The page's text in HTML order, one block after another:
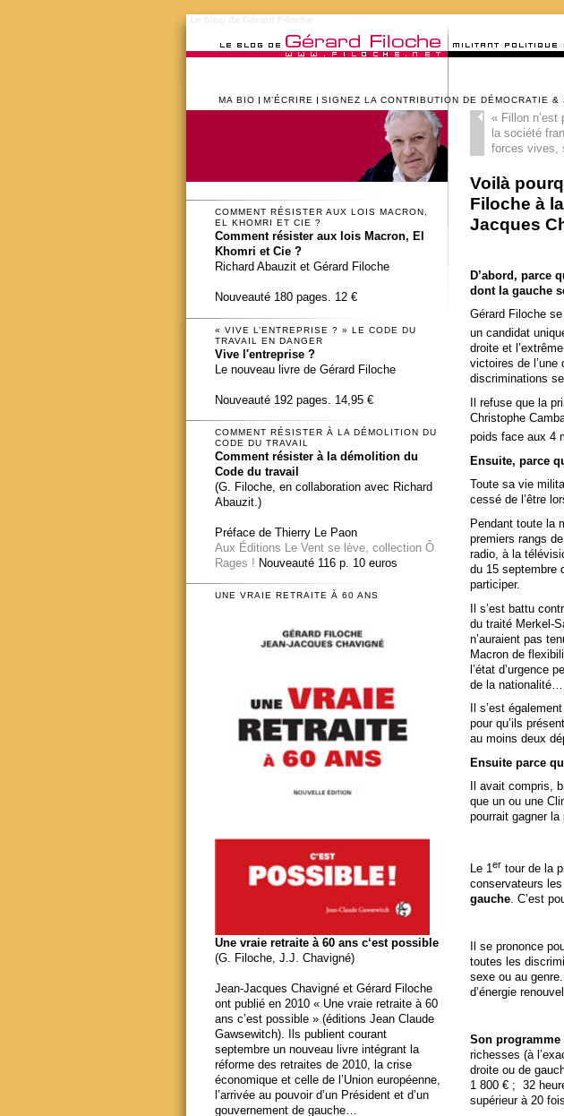
MA BIO M’ÉCRIRE SIGNEZ LA CONTRIBUTION DE DÉMOCRATIE &
«Fillon n’est
la société
forces vives,
Voilà
Filoche à
Jacques
D’abord, parce
dont la gauche
Gérard Filoche
un candidat
droite et
victoires de l’une
discriminations
Il refuse que la
Christophe
poids face aux 4
Ensuite, parce
Toute sa vie
cessé de l’être
Pendant toute la
premiers rangs
radio, à la
du 15 septembre
participer.
Il s’est battu
du traité Merkel-
n’auraient pas
Macron de
l’état d’urgence
de la nationalité…
Il s’est
pour qu’ils
au moins deux
Ensuite parce
Il avait compris,
que un ou une
pourrait gagner la
Le 1 er tour de la
conservateurs
gauche. C’est
Il se prononce
toutes les
sexe ou au
d’énergie
Son
richesses (à
droite ou de
1 800 € ; 32
supérieur à 20
COMMENT RÉSISTER AUX LOIS MACRON,
EL KHOMRI ET CIE ?
Comment résister aux lois Macron, El
Khomri et Cie ?
Richard Abauzit et Gérard Filoche
Nouveauté 180 pages. 12 €
« VIVE L’ENTREPRISE ? » LE CODE DU
TRAVAIL EN DANGER
Vive l'entreprise ?
Le nouveau livre de Gérard Filoche
Nouveauté 192 pages. 14,95 €
COMMENT RÉSISTER À LA DÉMOLITION DU
CODE DU TRAVAIL
Comment résister à la démolition du
Code du travail
(G. Filoche, en collaboration avec Richard
Abauzit.)
Préface de Thierry Le Paon
Aux Éditions Le Vent se lève, collection Ô
Rages ! Nouveauté 116 p. 10 euros
UNE VRAIE RETRAITE À 60 ANS
Une vraie retraite à 60 ans c‘est possible
(G. Filoche, J.J. Chavigné)
Jean-Jacques Chavigné et Gérard Filoche
ont publié en 2010 « Une vraie retraite à 60
ans c’est possible » (éditions Jean Claude
Gawsewitch). Ils publient courant
septembre un nouveau livre intégrant la
réforme des retraites de 2010, la crise
économique et celle de l’Union européenne,
l’arrivée au pouvoir d’un Président et d’un
gouvernement de gauche…